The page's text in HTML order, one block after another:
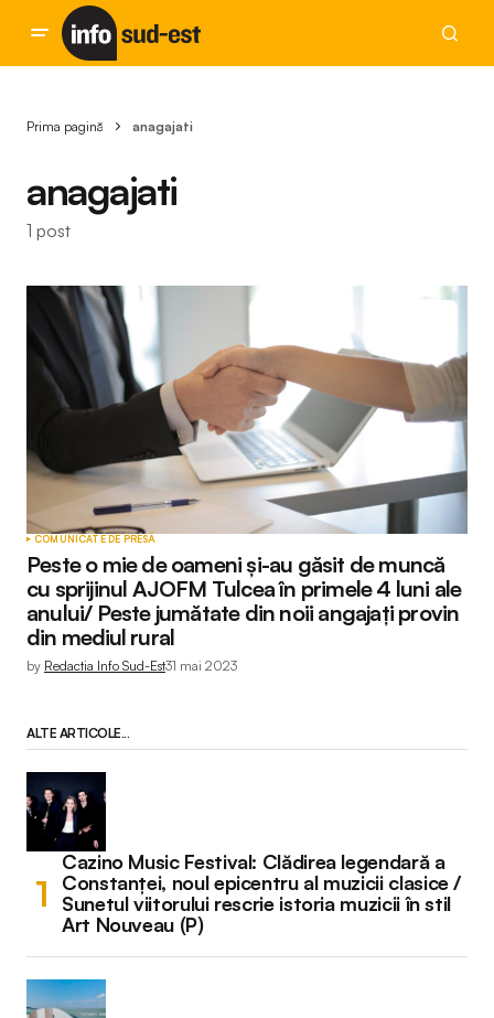
Prima pagină anagajati
anagajati
1 post
COMUNICATE DE PRESĂ
Peste o mie de oameni și-au găsit de muncă
cu sprijinul AJOFM Tulcea în primele 4 luni ale
anului/ Peste jumătate din noii angajați provin
din mediul rural
by Redactia Info Sud-Est31 mai 2023
ALTE ARTICOLE...
Cazino Music Festival: Clădirea legendară a
Constanței, noul epicentru al muzicii clasice /
Sunetul viitorului rescrie istoria muzicii în stil
Art Nouveau (P)